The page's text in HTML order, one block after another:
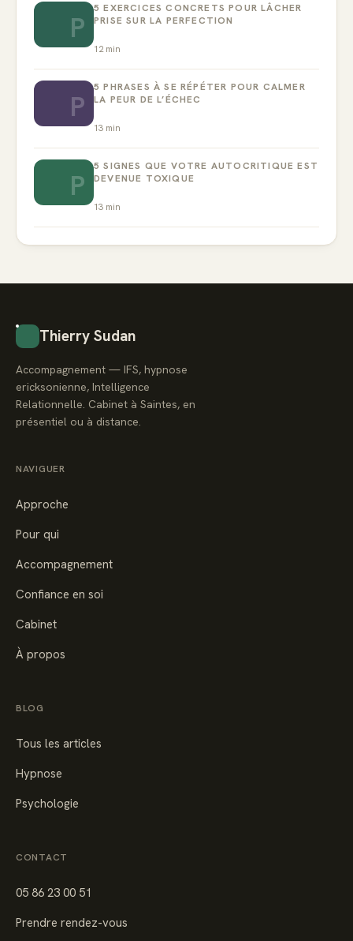
P
5 EXERCICES CONCRETS POUR LÂCHER
PRISE SUR LA PERFECTION
12 min
P
5 PHRASES À SE RÉPÉTER POUR CALMER
LA PEUR DE L’ÉCHEC
13 min
P
5 SIGNES QUE VOTRE AUTOCRITIQUE EST
DEVENUE TOXIQUE
13 min
Thierry Sudan
Accompagnement — IFS, hypnose
ericksonienne, Intelligence
Relationnelle. Cabinet à Saintes, en
présentiel ou à distance.
NAVIGUER
Approche
Pour qui
Accompagnement
Confiance en soi
Cabinet
À propos
BLOG
Tous les articles
Hypnose
Psychologie
CONTACT
05 86 23 00 51
Prendre rendez-vous